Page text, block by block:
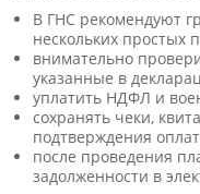
В ГНС рекомендуют
нескольких простых
внимательно
указанные в
уплатить НДФЛ и
сохранять чеки,
подтверждения
после проведения
задолженности в